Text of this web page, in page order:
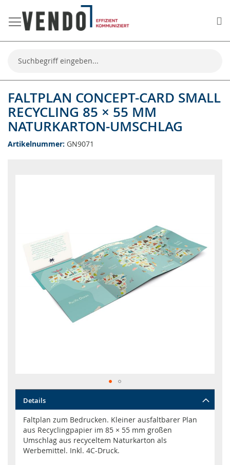
Suche
FALTPLAN CONCEPT-CARD SMALL
RECYCLING 85 × 55 MM
NATURKARTON-UMSCHLAG
Artikelnummer GN9071
Anfang
Bildgalerie
springen
Details
Faltplan zum Bedrucken. Kleiner ausfaltbarer Plan
aus Recyclingpapier im 85 × 55 mm großen
Umschlag aus recyceltem Naturkarton als
Werbemittel. Inkl. 4C-Druck.